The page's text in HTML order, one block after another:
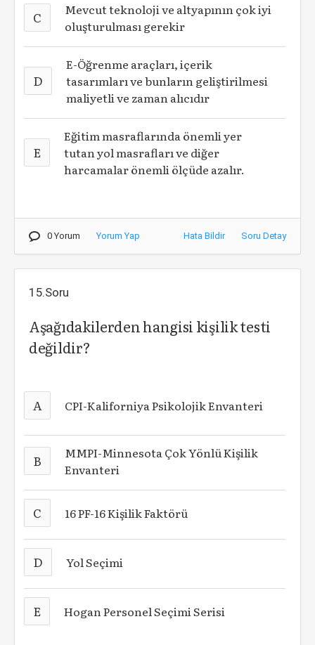
C
Mevcut teknoloji ve altyapının çok iyi
oluşturulması gerekir
D
E-Öğrenme araçları, içerik
tasarımları ve bunların geliştirilmesi
maliyetli ve zaman alıcıdır
E
Eğitim masraflarında önemli yer
tutan yol masrafları ve diğer
harcamalar önemli ölçüde azalır.
0 Yorum Yorum Yap Hata Bildir Soru Detay
15.Soru
Aşağıdakilerden hangisi kişilik testi
değildir?
A CPI-Kaliforniya Psikolojik Envanteri
B
MMPI-Minnesota Çok Yönlü Kişilik
Envanteri
C 16 PF-16 Kişilik Faktörü
D Yol Seçimi
E Hogan Personel Seçimi Serisi